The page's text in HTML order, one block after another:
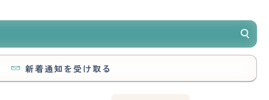
新着通知を受け取る